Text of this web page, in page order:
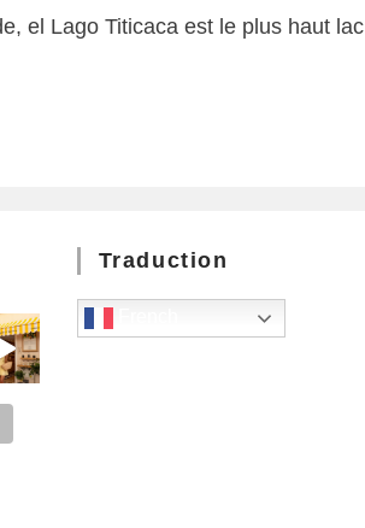
el Lago Titicaca est le plus haut lac
Traduction